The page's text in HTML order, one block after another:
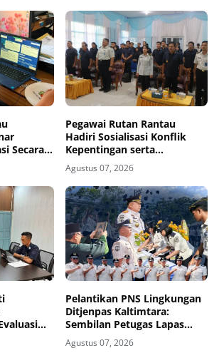
Secara
Pegawai Rutan Rantau
Hadiri Sosialisasi Konflik
Kepentingan serta
Monitoring dan Evaluasi
Caraka LHKAN di Kanwil
Ditjenpas Kalsel
Agustus 07, 2026
Virtual
Pelantikan PNS Lingkungan
Ditjenpas Kaltimtara:
Sembilan Petugas Lapas
Bontang Resmi Diangkat
Agustus 07, 2026